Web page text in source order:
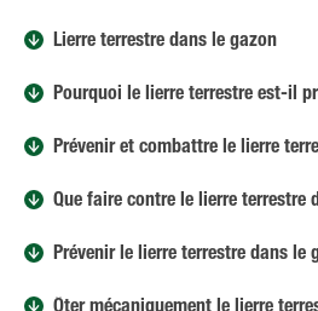
Lierre terrestre dans le gazon
Pourquoi le lierre terrestre est-il
Prévenir et combattre le lierre
Que faire contre le lierre terrestre
Prévenir le lierre terrestre dans le